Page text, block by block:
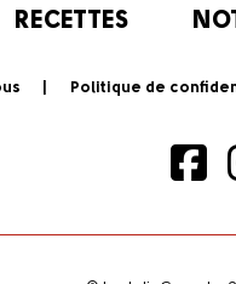
RECETTES
Politique de